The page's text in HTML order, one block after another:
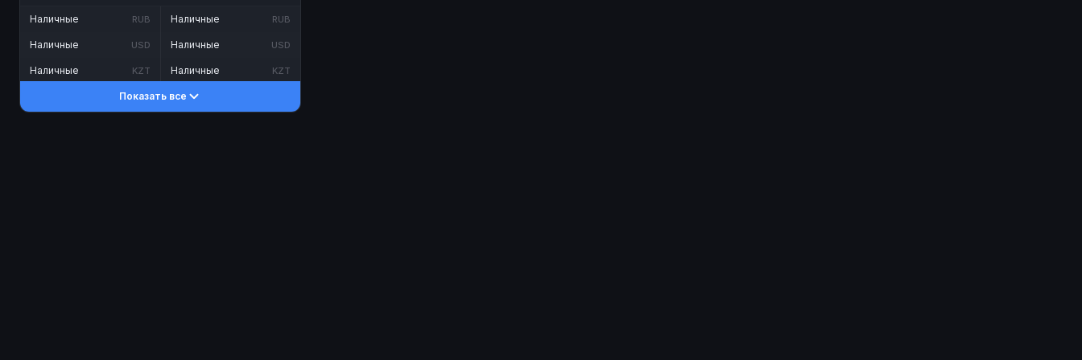
Наличные RUB
Наличные USD
Наличные KZT
Наличные RUB
Наличные USD
Наличные KZT
Показать все